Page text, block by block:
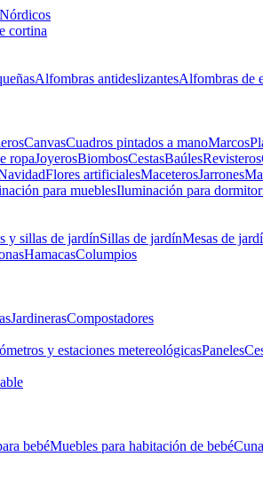
Nórdicos
cortina
Alfombras antideslizantesAlfombras de
CanvasCuadros pintados a manoMarcos
ropaJoyerosBiombosCestasBaúlesRevisteros
Flores artificialesMaceterosJarrones
para mueblesIluminación para
y sillas de jardínSillas de jardínMesas de
HamacasColumpios
JardinerasCompostadores
y estaciones metereológicasPaneles
bebéMuebles para habitación de bebé